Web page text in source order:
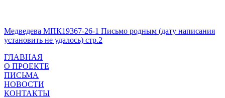
Медведева МПК19367-26-1 Письмо родным (дату написания
установить не удалось) стр.2
ГЛАВНАЯ
О ПРОЕКТЕ
ПИСЬМА
НОВОСТИ
КОНТАКТЫ